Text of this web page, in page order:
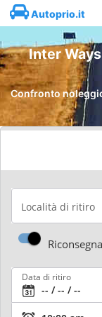
Autoprio.it
Inter
Confronto
Località di ritiro
Data di ritiro